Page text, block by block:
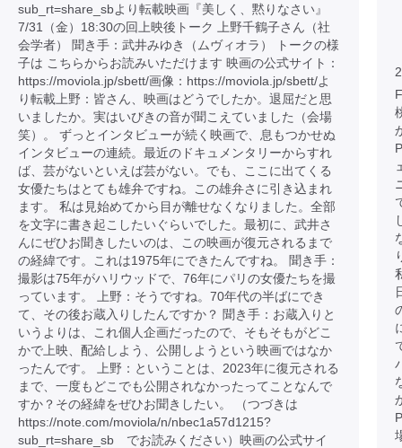
sub_rt=share_sbより転載映画『美しく、黙りなさい』
7/31（金）18:30の回上映後トーク 上野千鶴子さん（社
会学者） 聞き手：武井みゆき（ムヴィオラ） トークの様
子は こちらからお読みいただけます 映画の公式サイト：
https://moviola.jp/sbett/画像：https://moviola.jp/sbett/よ
り転載上野：皆さん、映画はどうでしたか。退屈だと思
いましたか。実はいびきの音が聞こえていました（会場
笑）。 ずっとインタビューが続く映画で、息もつかせぬ
インタビューの連続。最近のドキュメンタリーからすれ
ば、芸がないといえば芸がない。でも、ここに出てくる
女優たちはとても雄弁ですね。この雄弁さに引き込まれ
ます。 私は見始めてから目が離せなくなりました。全部
を文字に書き起こしたいぐらいでした。最初に、武井さ
んにぜひお聞きしたいのは、この映画が復元されるまで
の経緯です。これは1975年にできたんですね。 聞き手：
撮影は75年がハリウッドで、76年にパリの女優たちを撮
っています。 上野：そうですね。70年代の半ばにでき
て、その後お蔵入りしたんですか？ 聞き手：お蔵入りと
いうよりは、これ個人企画だったので、そもそもがどこ
かで上映、配給しよう、公開しようという映画ではなか
ったんです。 上野：ということは、2023年に復元される
まで、一度もどこでも公開されなかったってことなんで
すか？その経緯をぜひお聞きしたい。 （つづきは
https://note.com/moviola/n/nbec1a57d1215?
sub_rt=share_sb でお読みください）映画の公式サイ